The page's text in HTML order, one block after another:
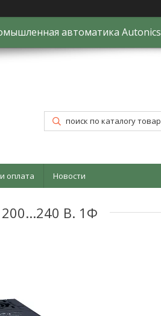
автоматика Autonics
оплата Новости
В. 1Ф